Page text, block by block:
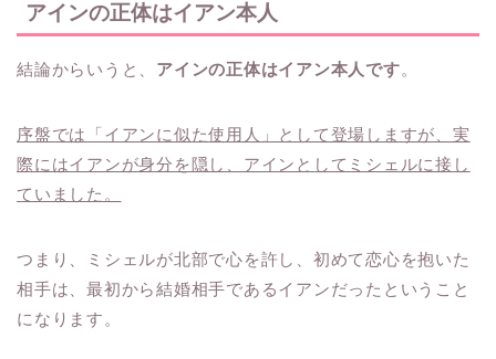
アインの正体はイアン本人
結論からいうと、 アインの正体はイアン本人です。
序盤では「イアンに似た使用人」として登場しますが、実
際にはイアンが身分を隠し、アインとしてミシェルに接し
ていました。
つまり、ミシェルが北部で心を許し、初めて恋心を抱いた
相手は、最初から結婚相手であるイアンだったということ
になります。